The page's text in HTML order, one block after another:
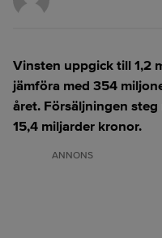
Vinsten uppgick till 1,2
jämföra med 354
året. Försäljningen steg
15,4 miljarder kronor.
ANNONS